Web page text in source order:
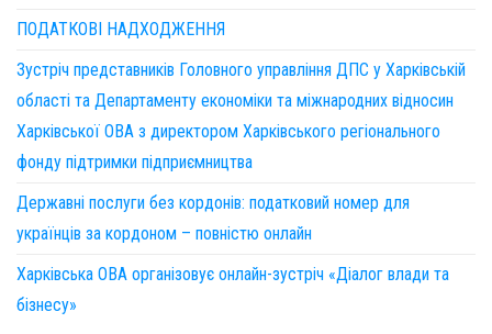
ПОДАТКОВІ НАДХОДЖЕННЯ
Зустріч представників Головного управління ДПС у Харківській
області та Департаменту економіки та міжнародних відносин
Харківської ОВА з директором Харківського регіонального
фонду підтримки підприємництва
Державні послуги без кордонів: податковий номер для
українців за кордоном – повністю онлайн
Харківська ОВА організовує онлайн-зустріч «Діалог влади та
бізнесу»